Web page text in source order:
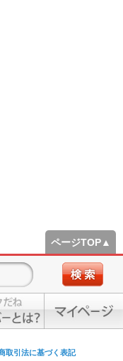
ページTOP▲
取引法に基づく表記